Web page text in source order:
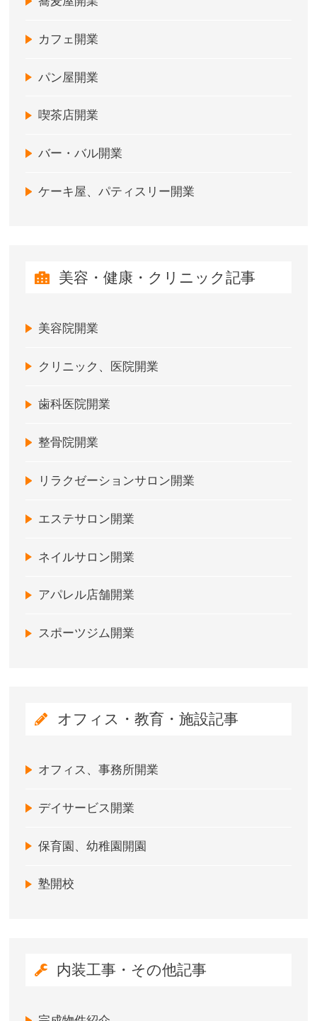
カフェ開業
パン屋開業
喫茶店開業
バー・バル開業
ケーキ屋、パティスリー開業
美容・健康・クリニック記事
美容院開業
クリニック、医院開業
歯科医院開業
整骨院開業
リラクゼーションサロン開業
エステサロン開業
ネイルサロン開業
アパレル店舗開業
スポーツジム開業
オフィス・教育・施設記事
オフィス、事務所開業
デイサービス開業
保育園、幼稚園開園
塾開校
内装工事・その他記事